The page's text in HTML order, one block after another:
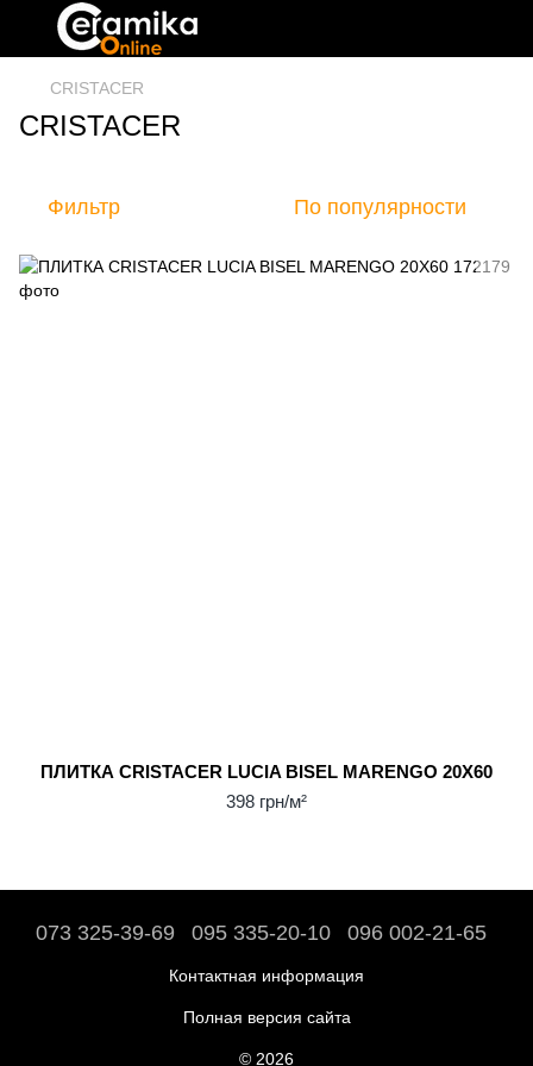
CRISTACER
CRISTACER
Фильтр По популярности
ПЛИТКА CRISTACER LUCIA BISEL MARENGO 20Х60
398 грн/м²
073 325-39-69 095 335-20-10 096 002-21-65
Контактная информация
Полная версия сайта
© 2026